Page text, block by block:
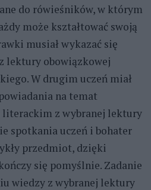
do rówieśników, w którym
może kształtować swoją
musiał wykazać się
lektury obowiązkowej
W drugim uczeń miał
na temat
literackim z wybranej lektury
spotkania uczeń i bohater
przedmiot, dzięki
się pomyślnie. Zadanie
wiedzy z wybranej lektury